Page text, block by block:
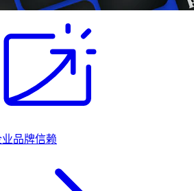
品牌信赖